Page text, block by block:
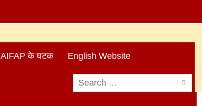
AIFAP के घटक English Website
Search
for: